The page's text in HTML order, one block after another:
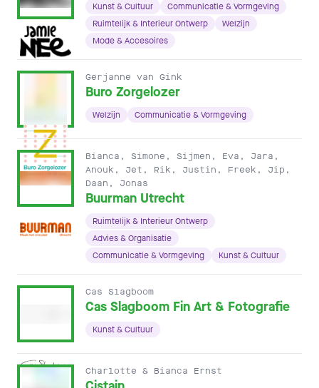
Kunst & Cultuur
Communicatie & Vormgeving
Ruimtelijk & Interieur Ontwerp
Welzijn
Mode & Accesoires
Gerjanne van Gink
Buro Zorgelozer
Welzijn Communicatie & Vormgeving
Bianca, Simone, Sijmen, Eva, Jara,
Anouk, Jet, Rik, Justin, Freek, Jip,
Daan, Jonas
Buurman Utrecht
Ruimtelijk & Interieur Ontwerp
Advies & Organisatie
Communicatie & Vormgeving
Kunst & Cultuur
Cas Slagboom
Cas Slagboom Fin Art & Fotografie
Kunst & Cultuur
Charlotte & Bianca Ernst